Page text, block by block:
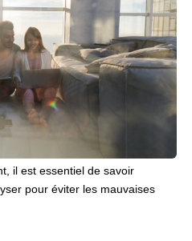
il est essentiel de savoir
pour éviter les mauvaises